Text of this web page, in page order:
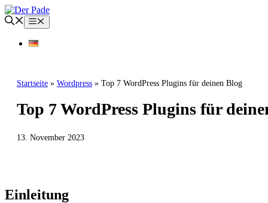
Zum
Inhalt
springen
Menü
Startseite » Wordpress » Top 7 WordPress Plugins für deinen Blog
Top 7 WordPress Plugins für
13. November 2023
Einleitung